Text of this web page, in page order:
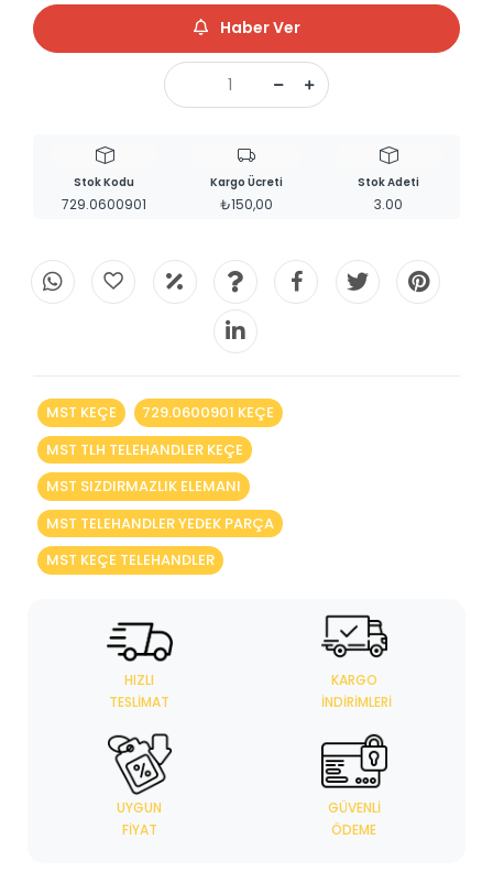
Haber Ver
Stok Kodu
729.0600901
Kargo Ücreti
₺150,00
Stok Adeti
3.00
MST KEÇE
729.0600901 KEÇE
MST TLH TELEHANDLER KEÇE
MST SIZDIRMAZLIK ELEMANI
MST TELEHANDLER YEDEK PARÇA
MST KEÇE TELEHANDLER
HIZLI
TESLIMAT
KARGO
İNDIRIMLERI
UYGUN
FIYAT
GÜVENLI
ÖDEME